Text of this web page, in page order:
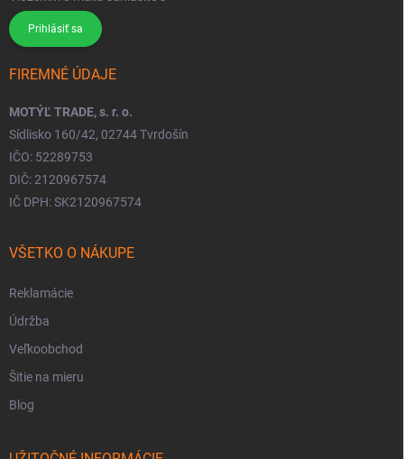
Prihlásiť sa
FIREMNÉ ÚDAJE
MOTÝĽ TRADE, s. r. o.
Sídlisko 160/42, 02744 Tvrdošín
IČO: 52289753
DIČ: 2120967574
IČ DPH: SK2120967574
VŠETKO O NÁKUPE
Reklamácie
Údržba
Veľkoobchod
Šitie na mieru
Blog